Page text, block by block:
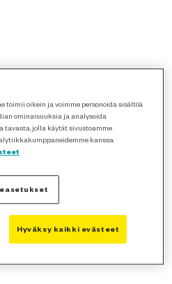
toimii oikein ja voimme personoida sisältöä
ominaisuuksia ja analysoida
tavasta, jolla käytät sivustoamme
kanssa.
Hyväksy kaikki evästeet